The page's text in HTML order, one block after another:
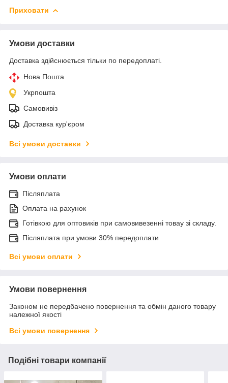
Приховати
Умови доставки
Доставка здійснюється тільки по передоплаті.
Нова Пошта
Укрпошта
Самовивіз
Доставка кур'єром
Всі умови доставки
Умови оплати
Післяплата
Оплата на рахунок
Готівкою для оптовиків при самовивезенні товау зі складу.
Післяплата при умови 30% передоплати
Всі умови оплати
Умови повернення
Законом не передбачено повернення та обмін даного товару
належної якості
Всі умови повернення
Подібні товари компанії